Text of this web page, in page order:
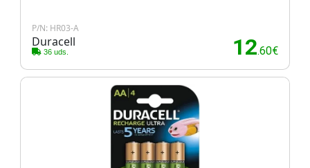
P/N: HR03-A
Duracell
36 uds. 12.60€